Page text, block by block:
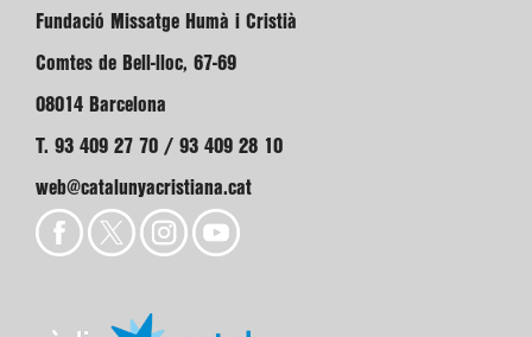
Fundació Missatge Humà i Cristià
Comtes de Bell-lloc, 67-69
08014 Barcelona
T. 93 409 27 70 / 93 409 28 10
web@catalunyacristiana.cat